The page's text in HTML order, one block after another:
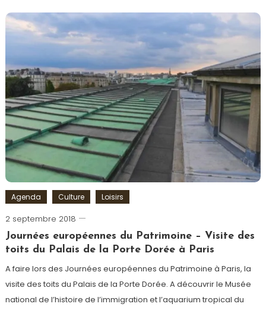
culture,
Exposition
,
Rentrée,
rentrée
culturelle,
septembre,
Spectacle
Agenda Culture Loisirs
2 septembre 2018
Romain-
Paris
Journées européennes du Patrimoine – Visite des
toits du Palais de la Porte Dorée à Paris
A faire lors des Journées européennes du Patrimoine à Paris, la
visite des toits du Palais de la Porte Dorée. A découvrir le Musée
national de l’histoire de l’immigration et l’aquarium tropical du